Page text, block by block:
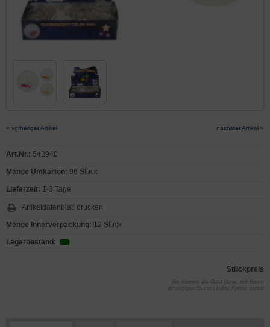
« vorheriger Artikel nächster Artikel »
Art.Nr.: 542940
Menge Umkarton: 96 Stück
Lieferzeit: 1-3 Tage
Artikeldatenblatt drucken
Menge Innerverpackung: 12 Stück
Lagerbestand:
Stückpreis
Sie können als Gast (bzw. mit Ihrem
derzeitigen Status) keine Preise sehen